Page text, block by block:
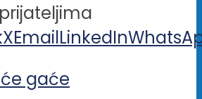
XEmailLinkedIn